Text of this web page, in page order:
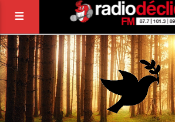
RADIO DÉCLIC
VOTRE RADIO ASSOCIATIVE
LORRAINE